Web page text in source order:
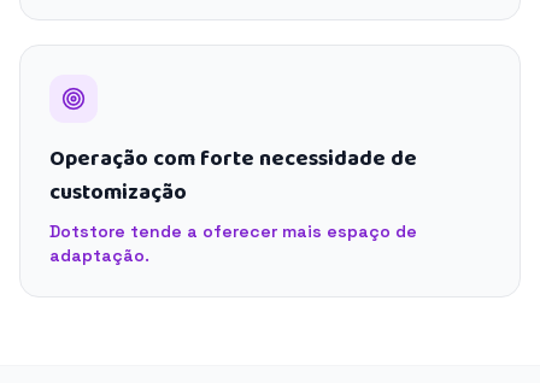
Operação com forte necessidade de
customização
Dotstore tende a oferecer mais espaço de
adaptação.